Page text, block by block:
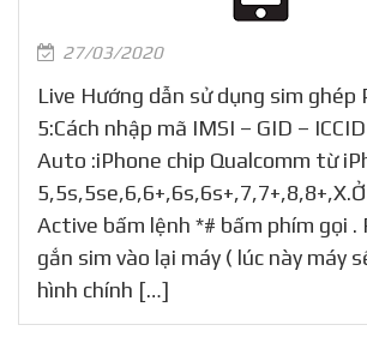
27/03/2020
Live Hướng dẫn sử dụng sim ghép
5:Cách nhập mã IMSI – GID –
Auto :iPhone chip Qualcomm từ
Active bấm lệnh *# bấm phím gọi .
gắn sim vào lại máy ( lúc này máy
hình chính […]